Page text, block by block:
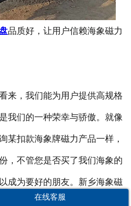
品质好，让用户信赖海象磁力
来，我们能为用户提供高规格
我们的一种荣幸与骄傲。就像
某扣款海象牌磁力产品一样，
，不管您是否买了我们海象的
成为要好的朋友。新乡海象磁
质量都是比较好的，这是用户
在线客服